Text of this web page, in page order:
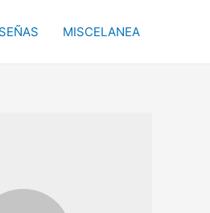
MISCELANEA